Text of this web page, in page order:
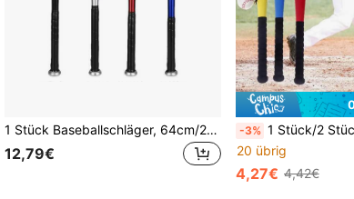
1 Stück Baseballschläger, 64cm/25 Zoll Aluminiumlegierung Baseballschläger/Softballschläger, hohe Härte Outdoor Sport Baseballschläger
12,79€
-3% 1 Stück/2 Stücke weiches Schaumstoff-Plastik
20 übrig
4,27€ 4,42€